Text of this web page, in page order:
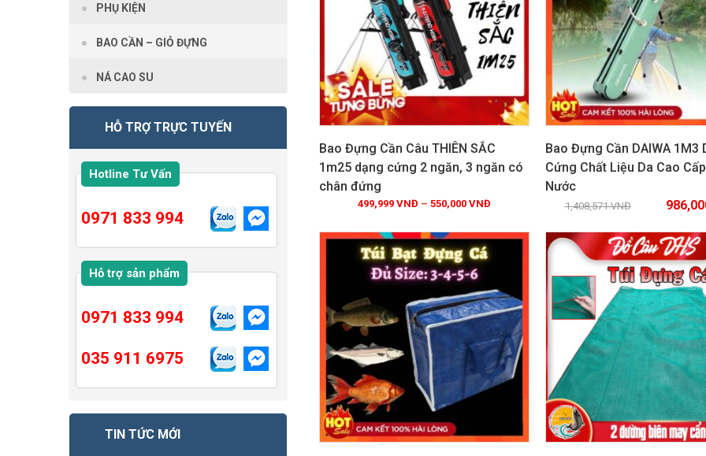
Bao Đựng Cần Câu THIÊN SẮC
1m25 dạng cứng 2 ngăn, 3 ngăn có
chân đứng
499,999 VNĐ – 550,000 VNĐ
Bao Đựng Cần DAIWA 1M3
Cứng Chất Liệu Da Cao
Nước
1,408,571VNĐ
GIẢM GIÁ! GIẢM GIÁ!
PHỤ KIỆN
BAO CẦN – GIỎ ĐỰNG
NÁ CAO SU
HỖ TRỢ TRỰC TUYẾN
Hotline Tư Vấn
0971 833 994
Hỗ trợ sản phẩm
0971 833 994
035 911 6975
TIN TỨC MỚI